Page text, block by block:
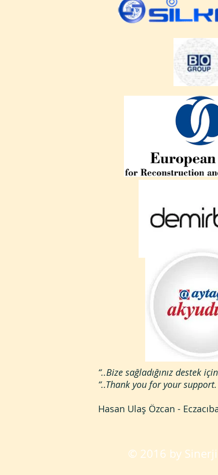
“..Bize sağladığınız destek
“..Thank you for your
Hasan Ulaş Özcan -
© 2016 by